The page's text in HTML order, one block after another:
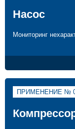
Насос
Мониторинг
ПРИМЕНЕНИЕ №